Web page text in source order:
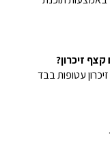
זיכרון?
עטופות בבד